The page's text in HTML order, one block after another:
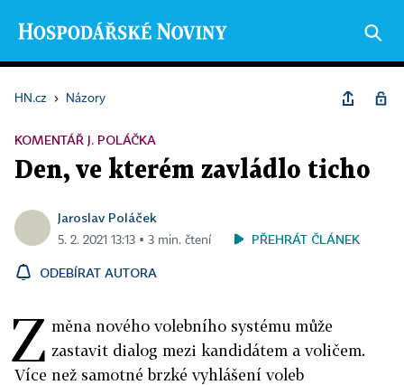
HN.cz › Názory
KOMENTÁŘ J. POLÁČKA
Den, ve kterém zavládlo ticho
Jaroslav Poláček
5. 2. 2021 13:13 ▪ 3 min. čtení PŘEHRÁT ČLÁNEK
ODEBÍRAT AUTORA
Z měna nového volebního systému může
zastavit dialog mezi kandidátem a voličem.
Více než samotné brzké vyhlášení voleb